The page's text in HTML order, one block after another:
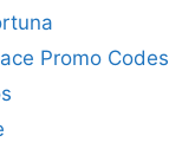
Promo Codes